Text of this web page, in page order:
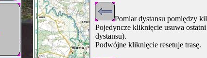
Pomiar dystansu pomiędzy
Pojedyncze kliknięcie usuwa
dystansu).
Podwójne kliknięcie resetuje trasę.